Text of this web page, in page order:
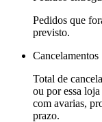
Pedidos que
previsto.
Cancelamentos
Total de
ou por essa
com avarias,
prazo.